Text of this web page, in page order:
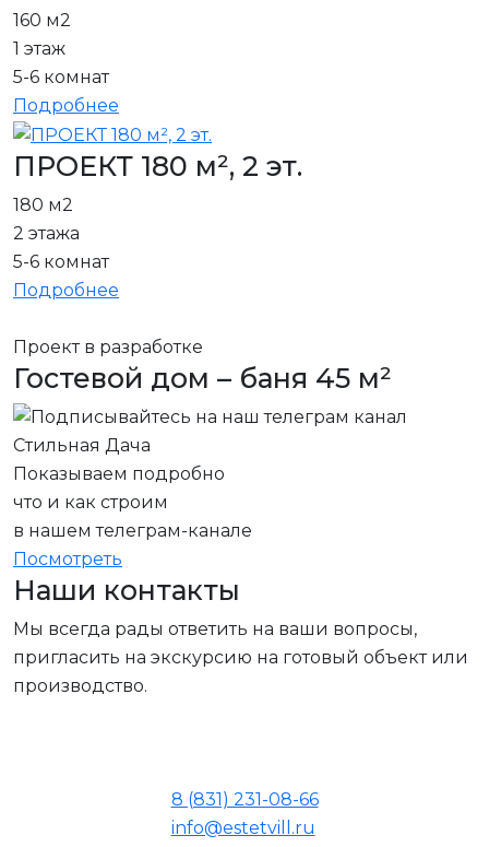
160 м2
1 этаж
5-6 комнат
Подробнее
ПРОЕКТ 180 м², 2 эт.
180 м2
2 этажа
5-6 комнат
Подробнее
Проект в разработке
Гостевой дом – баня 45 м²
Показываем подробно
что и как строим
в нашем телеграм-канале
Посмотреть
Наши контакты
Мы всегда рады ответить на ваши вопросы,
пригласить на экскурсию на готовый объект или
производство.
8 (831) 231-08-66
info@estetvill.ru